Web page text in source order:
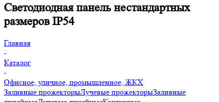
Светодиодная панель нестандартных
размеров IP54
Главная
-
Каталог
-
Офисное, уличное, промышленное, ЖКХ
Заливные прожекторыЛучевые прожекторыЗаливные